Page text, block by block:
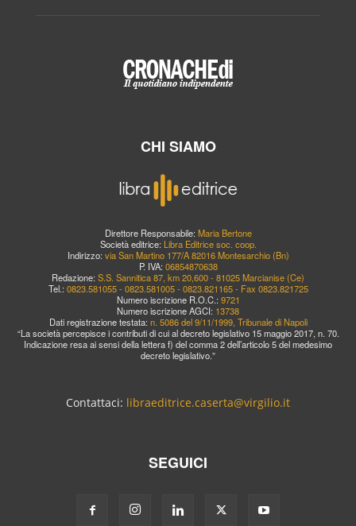
CHI SIAMO
Direttore Responsabile: Maria Bertone
Società editrice: Libra Editrice soc. coop.
Indirizzo: via San Martino 177/A 82016 Montesarchio (Bn)
P. IVA: 06854870638
Redazione: S.S. Sannitica 87, km 20,600 - 81025 Marcianise (Ce)
Tel.: 0823.581055 - 0823.581005 - 0823.821165 - Fax 0823.821725
Numero iscrizione R.O.C.: 9721
Numero iscrizione AGCI: 13738
Dati registrazione testata: n. 5086 del 9/11/1999, Tribunale di Napoli
“La società percepisce i contributi di cui al decreto legislativo 15 maggio 2017, n. 70.
Indicazione resa ai sensi della lettera f) del comma 2 dell’articolo 5 del medesimo
decreto legislativo.”
Contattaci: libraeditrice.caserta@virgilio.it
SEGUICI